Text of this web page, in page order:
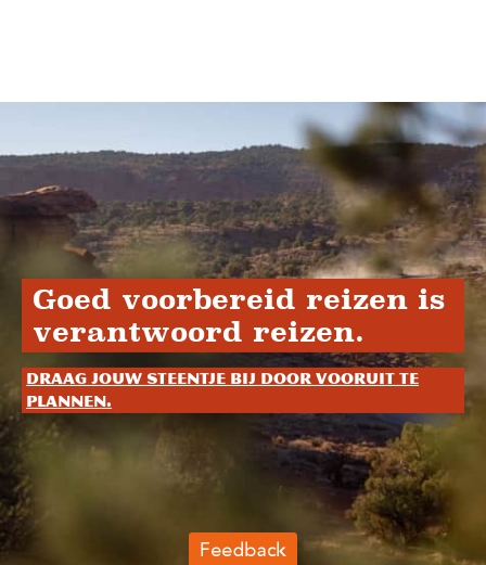
Goed voorbereid reizen is
verantwoord reizen.
Draag jouw steentje bij door vooruit te
plannen.